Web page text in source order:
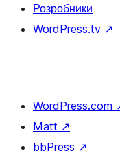
Розробники
WordPress.tv ↗
WordPress.com
Matt ↗
bbPress ↗